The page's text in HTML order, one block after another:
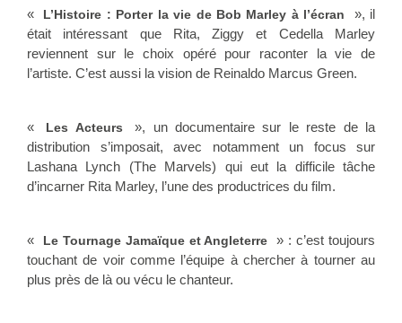
« L’Histoire : Porter la vie de Bob Marley à l’écran
», il
était intéressant que Rita, Ziggy et Cedella Marley
reviennent sur le choix opéré pour raconter la vie de
l’artiste. C’est aussi la vision de Reinaldo Marcus Green.
« Les Acteurs
», un documentaire sur le reste de la
distribution s’imposait, avec notamment un focus sur
Lashana Lynch (The Marvels) qui eut la difficile tâche
d’incarner Rita Marley, l’une des productrices du film.
« Le Tournage Jamaïque et Angleterre
» : c’est toujours
touchant de voir comme l’équipe à chercher à tourner au
plus près de là ou vécu le chanteur.